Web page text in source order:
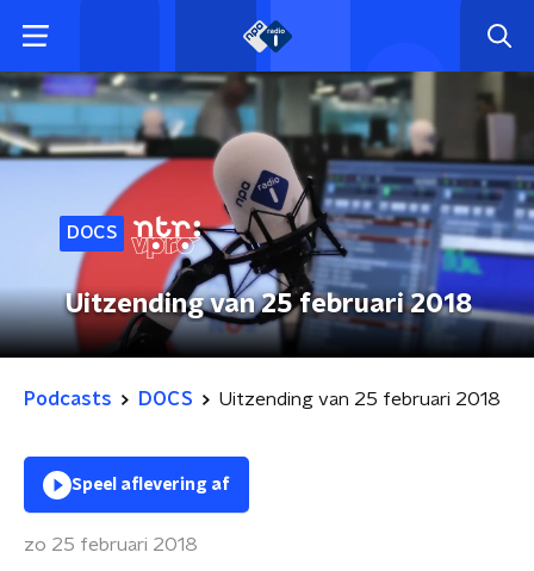
DOCS
Uitzending van 25 februari 2018
Podcasts DOCS Uitzending van 25 februari 2018
Speel aflevering af
zo 25 februari 2018